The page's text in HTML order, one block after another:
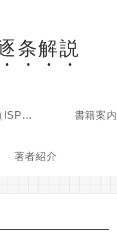
条解説
2009年改正情報（ISP民事免責関連） 書籍案内
著者紹介